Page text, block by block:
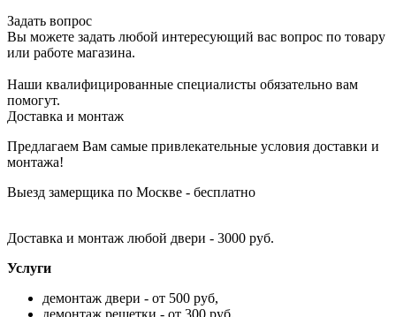
Задать вопрос
Вы можете задать любой интересующий вас вопрос по товару
или работе магазина.
Наши квалифицированные специалисты обязательно вам
помогут.
Доставка и монтаж
Предлагаем Вам самые привлекательные условия доставки и
монтажа!
Выезд замерщика по Москве - бесплатно
Доставка и монтаж любой двери - 3000 руб.
Услуги
демонтаж двери - от 500 руб,